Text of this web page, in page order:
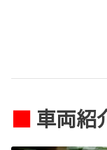
■ 車両紹